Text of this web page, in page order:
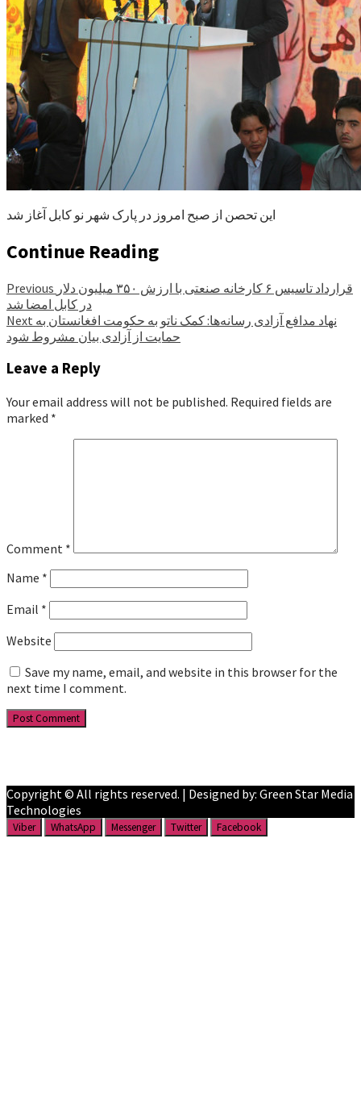
این تحصن از صبح امروز در پارک شهر نو کابل آغاز شد
Continue Reading
Previous
در کابل امضا شد
Next
حمایت از آزادی بیان مشروط شود
Leave a Reply
Your email address will not be published. Required fields are
marked *
Comment *
Name *
Email *
Website
Save my name, email, and website in this browser for the
next time I comment.
Copyright © All rights reserved. | Designed by: Green Star Media
Technologies
Viber WhatsApp Messenger Twitter Facebook